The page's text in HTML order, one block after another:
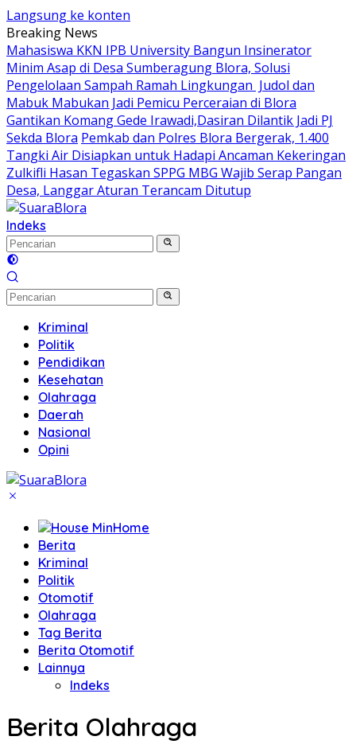
Langsung ke konten
Breaking News
Mahasiswa KKN IPB University Bangun Insinerator
Minim Asap di Desa Sumberagung Blora, Solusi
Pengelolaan Sampah Ramah Lingkungan ‎ Judol dan
Mabuk Mabukan Jadi Pemicu Perceraian di Blora
Gantikan Komang Gede Irawadi,Dasiran Dilantik Jadi PJ
Sekda Blora Pemkab dan Polres Blora Bergerak, 1.400
Tangki Air Disiapkan untuk Hadapi Ancaman Kekeringan
Zulkifli Hasan Tegaskan SPPG MBG Wajib Serap Pangan
Desa, Langgar Aturan Terancam Ditutup
Indeks
Kriminal
Politik
Pendidikan
Kesehatan
Olahraga
Daerah
Nasional
Opini
Home
Berita
Kriminal
Politik
Otomotif
Olahraga
Tag Berita
Berita Otomotif
Lainnya
Indeks
Berita Olahraga